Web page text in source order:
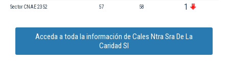
Sector CNAE 2352 57 58 1
Acceda a toda la información de Cales Ntra Sra De La
Caridad Sl